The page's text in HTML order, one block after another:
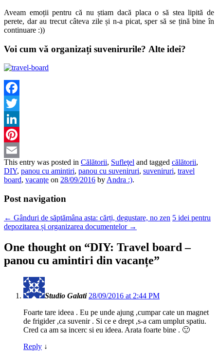
Aveam emoții pentru că nu știam dacă placa o să stea lipită de
perete, dar au trecut câteva zile și n-a picat, sper să se țină bine în
continuare :))
Voi cum vă organizați suvenirurile? Alte idei?
Facebook
Twitter
LinkedIn
Pinterest
Email
This entry was posted in Călătorii, Sufleţel and tagged călătorii,
DIY, panou cu amintiri, panou cu suveniruri, suveniruri, travel
board, vacanţe on 28/09/2016 by Andra :).
Post navigation
← Gânduri de săptămâna asta: cărți, degustare, no zen 5 idei pentru
depozitarea și organizarea documentelor →
One thought on “DIY: Travel board –
panou cu amintiri din vacanțe”
Studio Galati 28/09/2016 at 2:44 PM
Foarte tare ideea . Eu pe unde ajung ,cumpar cate un magnet
de frigider ,ca suvenir . Si ce e drept ,s-a cam umplut spatiu.
Cred ca am sa incerc si eu ideea. Arata foarte bine . 🙂
Reply ↓